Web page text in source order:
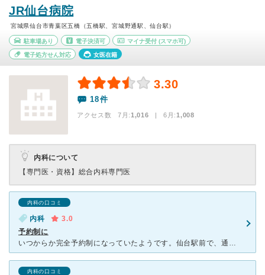
JR仙台病院
宮城県仙台市青葉区五橋（五橋駅、宮城野通駅、仙台駅）
駐車場あり 電子決済可 マイナ受付 (スマホ可)
電子処方せん対応 女医在籍
3.30
18件
アクセス数 7月:1,016 | 6月:1,008
内科について
【専門医・資格】 総合内科専門医
内科の口コミ
内科
3.0
予約制に
いつからか完全予約制になっていたようです。仙台駅前で、通いやすくよく利用していましたが、ここ何年かは、診療科が減ったり、科によっては、毎日の診療日ではなくなったりと、不便になりました。その割には、予約
内科の口コミ